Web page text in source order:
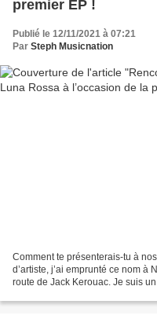
premier EP !
Publié le 12/11/2021 à 07:21
Par Steph Musicnation
Comment te présenterais-tu à
d’artiste, j’ai emprunté ce nom à
route de Jack Kerouac. Je suis